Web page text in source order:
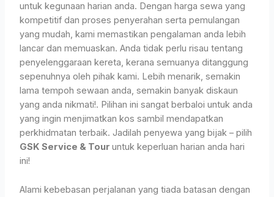
untuk kegunaan harian anda. Dengan harga sewa yang
kompetitif dan proses penyerahan serta pemulangan
yang mudah, kami memastikan pengalaman anda lebih
lancar dan memuaskan. Anda tidak perlu risau tentang
penyelenggaraan kereta, kerana semuanya ditanggung
sepenuhnya oleh pihak kami. Lebih menarik, semakin
lama tempoh sewaan anda, semakin banyak diskaun
yang anda nikmati!. Pilihan ini sangat berbaloi untuk anda
yang ingin menjimatkan kos sambil mendapatkan
perkhidmatan terbaik. Jadilah penyewa yang bijak – pilih
GSK Service & Touruntuk keperluan harian anda hari
ini!
Alami kebebasan perjalanan yang tiada batasan dengan